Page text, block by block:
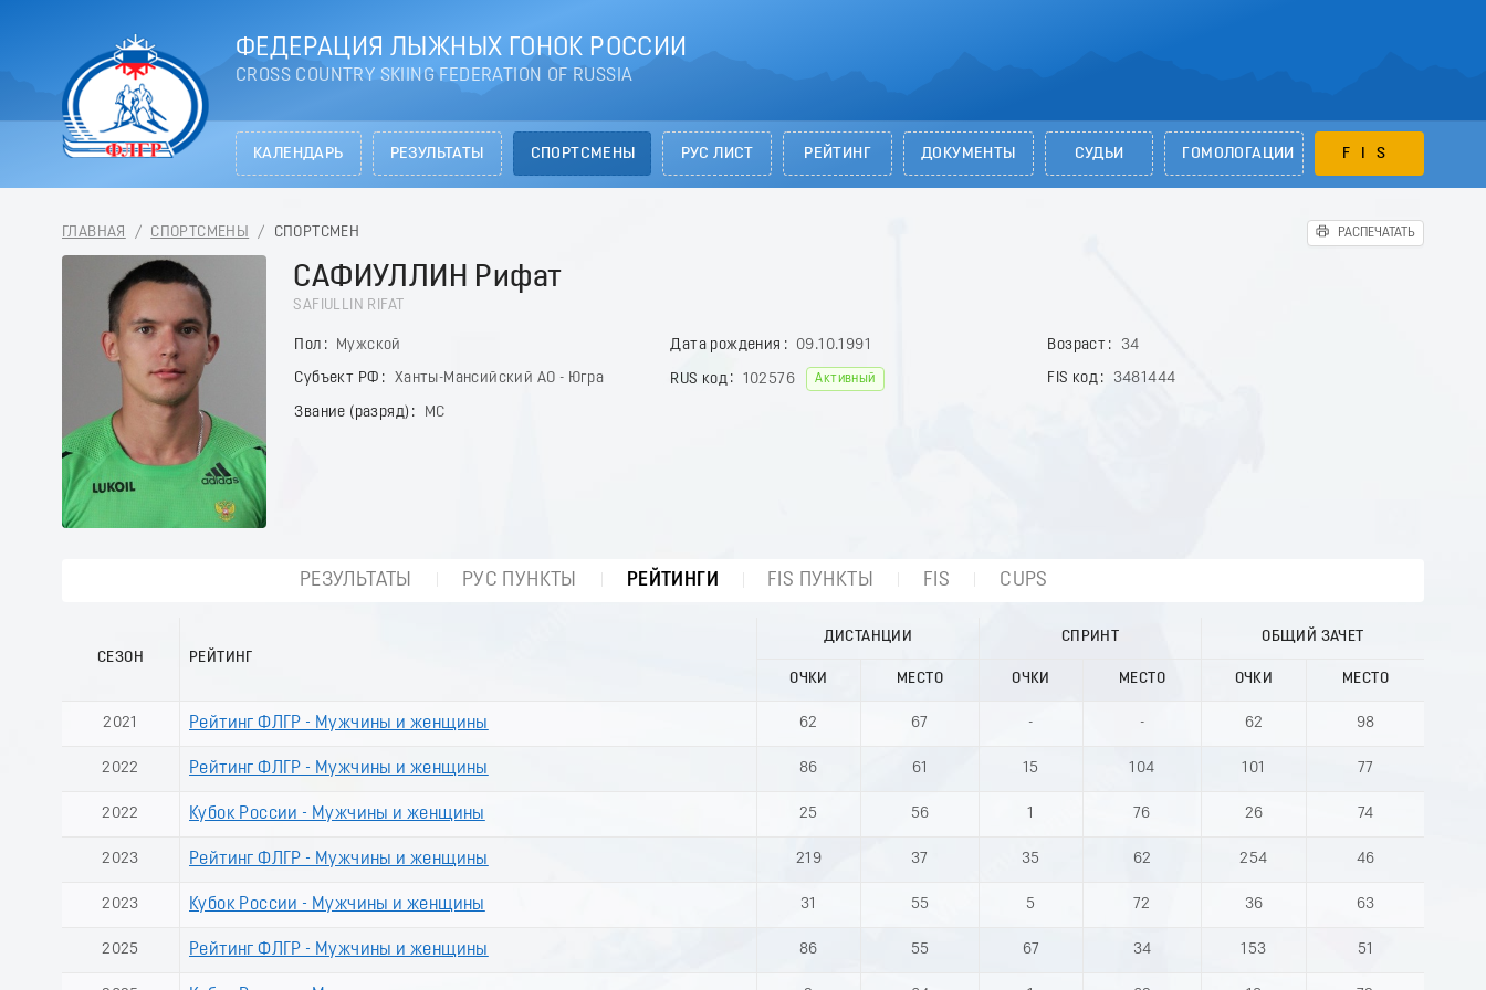
ФЕДЕРАЦИЯ ЛЫЖНЫХ ГОНОК РОССИИ
CROSS COUNTRY SKIING FEDERATION OF RUSSIA
КАЛЕНДАРЬ РЕЗУЛЬТАТЫ СПОРТСМЕНЫ РУС ЛИСТ РЕЙТИНГ ДОКУМЕНТЫ СУДЬИ ГОМОЛОГАЦИИ FIS
ГЛАВНАЯ / СПОРТСМЕНЫ / СПОРТСМЕН РАСПЕЧАТАТЬ
САФИУЛЛИН Рифат
SAFIULLIN RIFAT
Пол Мужской Дата рождения 09.10.1991 Возраст
34
Субъект РФ
Ханты-Мансийский АО - Югра RUS код 102576 Активный FIS код 3481444
Звание (разряд) МС
РЕЗУЛЬТАТЫ РУС ПУНКТЫ РЕЙТИНГИ FIS ПУНКТЫ FIS CUPS
СЕЗОН РЕЙТИНГ
ДИСТАНЦИИ СПРИНТ ОБЩИЙ ЗАЧЕТ
ОЧКИ МЕСТО ОЧКИ МЕСТО ОЧКИ МЕСТО
2021 Рейтинг ФЛГР - Мужчины и женщины 62 67 - - 62 98
2022 Рейтинг ФЛГР - Мужчины и женщины 86 61 15 104 101 77
2022 Кубок России - Мужчины и женщины 25 56 1 76 26 74
2023 Рейтинг ФЛГР - Мужчины и женщины 219 37 35 62 254 46
2023 Кубок России - Мужчины и женщины 31 55 5 72 36 63
2025 Рейтинг ФЛГР - Мужчины и женщины 86 55 67 34 153 51